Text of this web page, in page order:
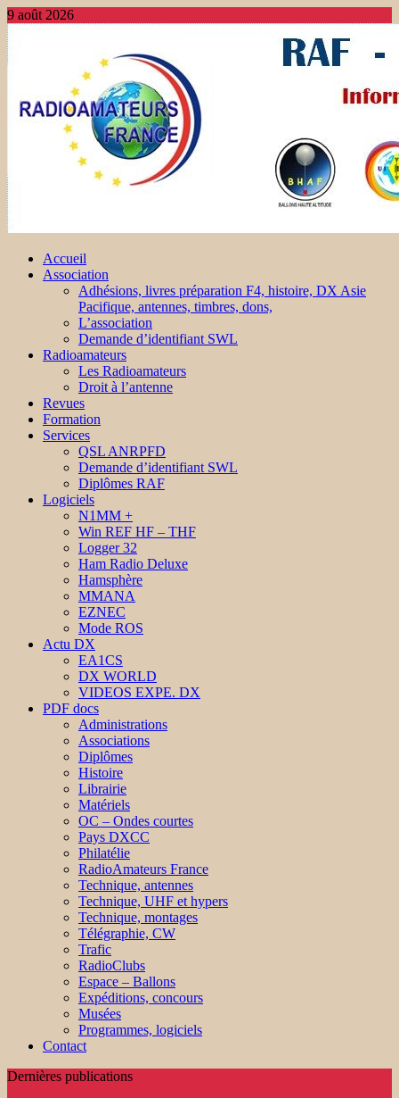
9 août 2026
Accueil
Association
Adhésions, livres préparation F4, histoire, DX Asie
Pacifique, antennes, timbres, dons,
L’association
Demande d’identifiant SWL
Radioamateurs
Les Radioamateurs
Droit à l’antenne
Revues
Formation
Services
QSL ANRPFD
Demande d’identifiant SWL
Diplômes RAF
Logiciels
N1MM +
Win REF HF – THF
Logger 32
Ham Radio Deluxe
Hamsphère
MMANA
EZNEC
Mode ROS
Actu DX
EA1CS
DX WORLD
VIDEOS EXPE. DX
PDF docs
Administrations
Associations
Diplômes
Histoire
Librairie
Matériels
OC – Ondes courtes
Pays DXCC
Philatélie
RadioAmateurs France
Technique, antennes
Technique, UHF et hypers
Technique, montages
Télégraphie, CW
Trafic
RadioClubs
Espace – Ballons
Expéditions, concours
Musées
Programmes, logiciels
Contact
Dernières publications